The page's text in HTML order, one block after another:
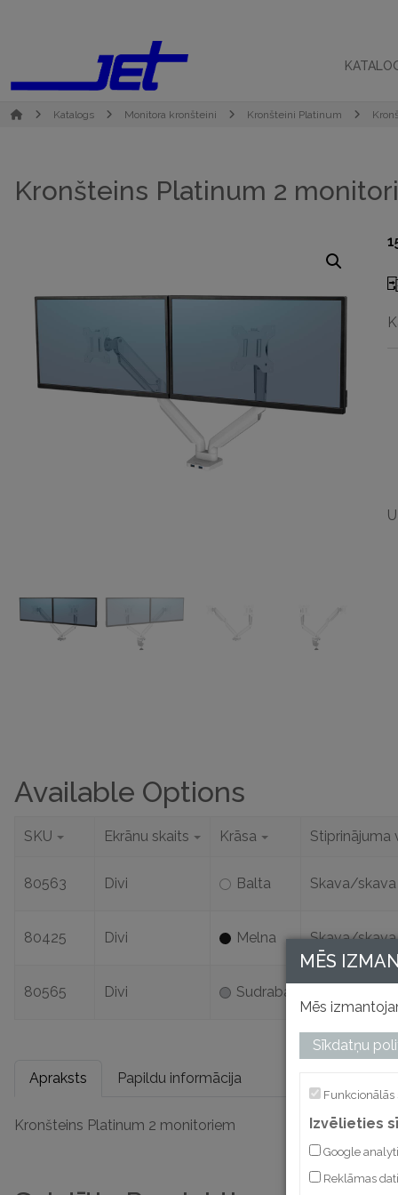
Katalogs Monitora kronšteini Kronšteini Platinum
Kronšteins Platinum 2
Available Options
SKU Ekrānu skaits Krāsa Stiprinājuma
80563 Divi Balta Skava/skava
80425 Divi Melna Skava/skava
80565 Divi Sudraba
Apraksts Papildu informācija
Kronšteins Platinum 2 monitoriem
MĒS
Mēs
Sīkdatņu
Funkcionālās
Izvēlieties
Google
Reklāmas dati